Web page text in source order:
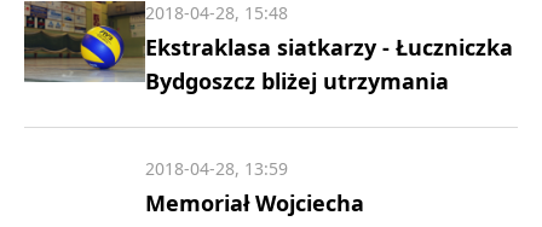
Ekstraklasa siatkarzy - Łuczniczka
Bydgoszcz bliżej utrzymania
2018-04-28, 15:48
Memoriał Wojciecha
2018-04-28, 13:59